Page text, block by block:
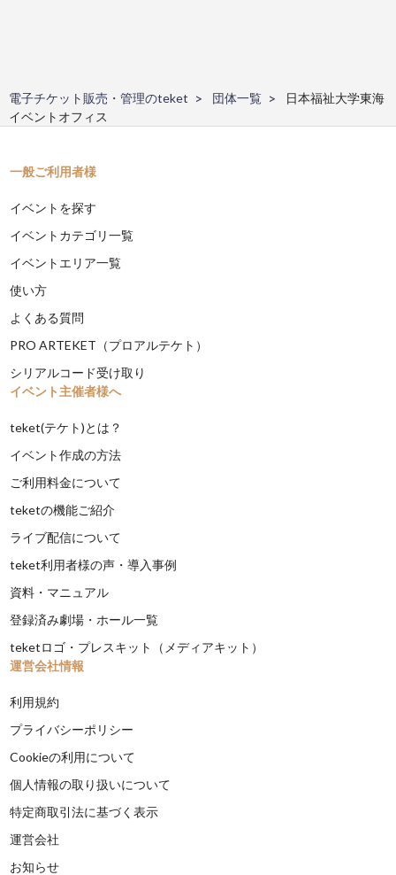
電子チケット販売・管理のteket 団体一覧
日本福祉大学東海
イベントオフィス
一般ご利用者様
イベントを探す
イベントカテゴリ一覧
イベントエリア一覧
使い方
よくある質問
PRO ARTEKET（プロアルテケト）
シリアルコード受け取り
イベント主催者様へ
teket(テケト)とは？
イベント作成の方法
ご利用料金について
teketの機能ご紹介
ライブ配信について
teket利用者様の声・導入事例
資料・マニュアル
登録済み劇場・ホール一覧
teketロゴ・プレスキット（メディアキット）
運営会社情報
利用規約
プライバシーポリシー
Cookieの利用について
個人情報の取り扱いについて
特定商取引法に基づく表示
運営会社
お知らせ